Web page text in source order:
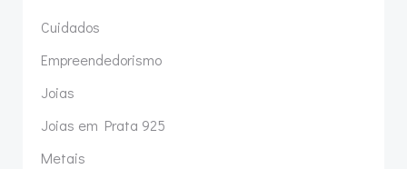
Cuidados
Empreendedorismo
Joias
Joias em Prata 925
Metais